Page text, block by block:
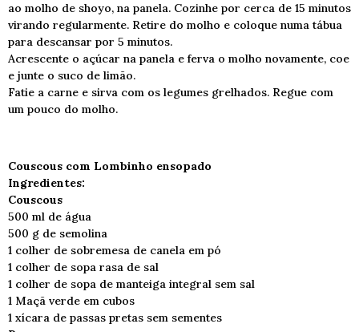
ao molho de shoyo, na panela. Cozinhe por cerca de 15 minutos
virando regularmente. Retire do molho e coloque numa tábua
para descansar por 5 minutos.
Acrescente o açúcar na panela e ferva o molho novamente, coe
e junte o suco de limão.
Fatie a carne e sirva com os legumes grelhados. Regue com
um pouco do molho.
Couscous com Lombinho ensopado
Ingredientes:
Couscous
500 ml de água
500 g de semolina
1 colher de sobremesa de canela em pó
1 colher de sopa rasa de sal
1 colher de sopa de manteiga integral sem sal
1 Maçã verde em cubos
1 xícara de passas pretas sem sementes